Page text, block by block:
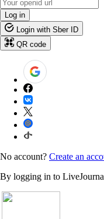
Log in
Login with Sber ID
QR code
No account? Create an
By logging in to